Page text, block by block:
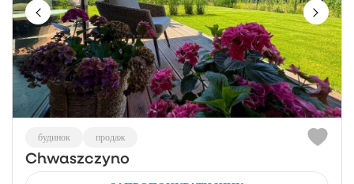
будинок продаж
Chwaszczyno